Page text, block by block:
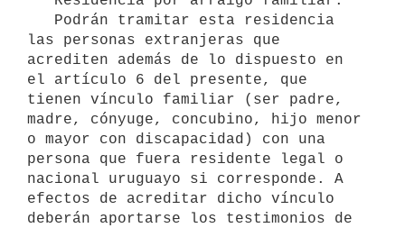
las personas extranjeras que
acrediten además de lo dispuesto en
el artículo 6 del presente, que
tienen vínculo familiar (ser padre,
madre, cónyuge, concubino, hijo menor
o mayor con discapacidad) con una
persona que fuera residente legal o
nacional uruguayo si corresponde. A
efectos de acreditar dicho vínculo
deberán aportarse los testimonios de